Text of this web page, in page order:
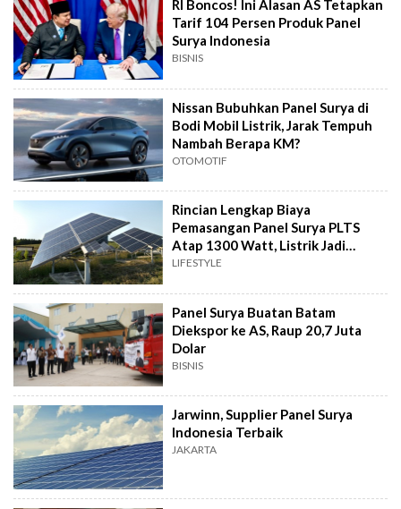
RI Boncos! Ini Alasan AS Tetapkan
Tarif 104 Persen Produk Panel
Surya Indonesia
BISNIS
Nissan Bubuhkan Panel Surya di
Bodi Mobil Listrik, Jarak Tempuh
Nambah Berapa KM?
OTOMOTIF
Rincian Lengkap Biaya
Pemasangan Panel Surya PLTS
Atap 1300 Watt, Listrik Jadi
Hemat!
LIFESTYLE
Panel Surya Buatan Batam
Diekspor ke AS, Raup 20,7 Juta
Dolar
BISNIS
Jarwinn, Supplier Panel Surya
Indonesia Terbaik
JAKARTA